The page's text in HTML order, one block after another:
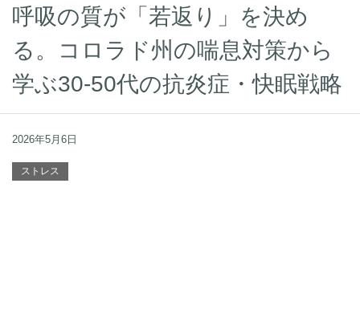
呼吸の質が「若返り」を決め
る。コロラド州の喘息対策から
学ぶ30-50代の抗炎症・快眠戦略
2026年5月6日
ストレス